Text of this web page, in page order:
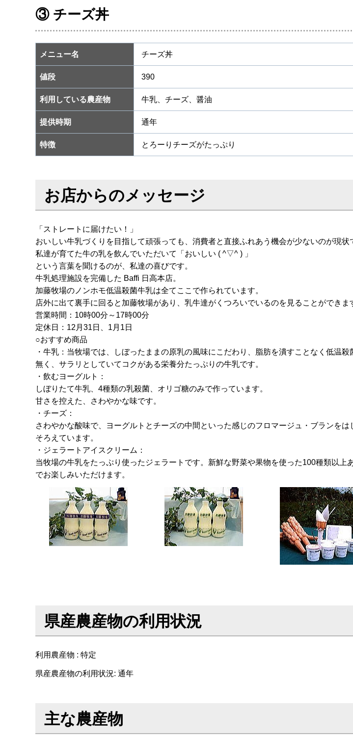
③ チーズ丼
メニュー名 チーズ丼
値段 390
利用している農産物 牛乳、チーズ、醤油
提供時期 通年
特徴 とろーりチーズがたっぷり
お店からのメッセージ
「ストレートに届けたい！」
おいしい牛乳づくりを目指して頑張っても、消費者と直接ふれあう機会が少ないのが現状
私達が育てた牛の乳を飲んでいただいて「おいしい ( ^▽^ ) 」
という言葉を聞けるのが、私達の喜びです。
牛乳処理施設を完備した Baffi 日高本店。
加藤牧場のノンホモ低温殺菌牛乳は全てここで作られています。
店外に出て裏手に回ると加藤牧場があり、乳牛達がくつろいでいるのを見ることができま
営業時間：10時00分～17時00分
定休日：12月31日、1月1日
○おすすめ商品
・牛乳：当牧場では、しぼったままの原乳の風味にこだわり、脂肪を潰すことなく低温
無く、サラリとしていてコクがある栄養分たっぷりの牛乳です。
・飲むヨーグルト：
しぼりたて牛乳、4種類の乳殺菌、オリゴ糖のみで作っています。
甘さを控えた、さわやかな味です。
・チーズ：
さわやかな酸味で、ヨーグルトとチーズの中間といった感じのフロマージュ・ブランをは
そろえています。
・ジェラートアイスクリーム：
当牧場の牛乳をたっぷり使ったジェラートです。新鮮な野菜や果物を使った100種類以上
でお楽しみいただけます。
県産農産物の利用状況
利用農産物 : 特定
県産農産物の利用状況: 通年
主な農産物